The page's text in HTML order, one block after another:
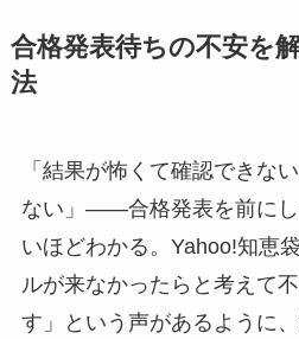
合格発表待ちの不安を
法
「結果が怖くて確認できな
ない」——合格発表を前に
いほどわかる。Yahoo!知恵
ルが来なかったらと考えて
す」という声があるように